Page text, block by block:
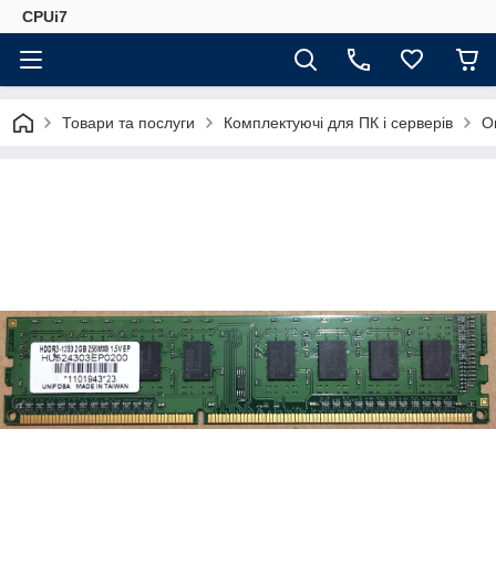
CPUi7
Товари та послуги Комплектуючі для ПК і серверів